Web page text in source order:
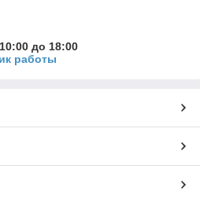
до 18:00
работы